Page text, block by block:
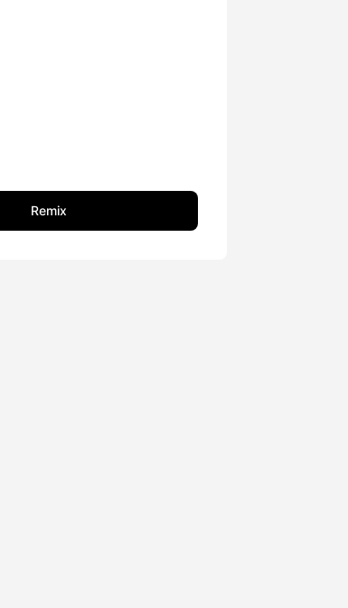
Remix